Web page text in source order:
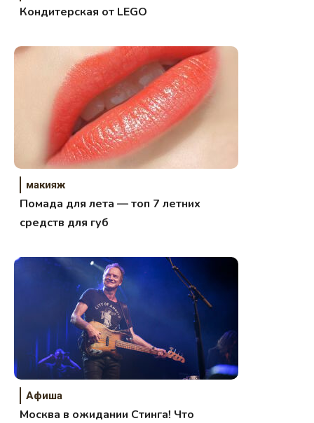
Кондитерская от LEGO
макияж
Помада для лета — топ 7 летних
средств для губ
Афиша
Москва в ожидании Стинга! Что